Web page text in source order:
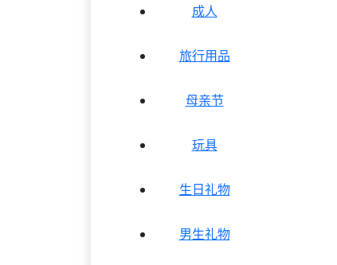
成人
旅行用品
母亲节
玩具
生日礼物
男生礼物